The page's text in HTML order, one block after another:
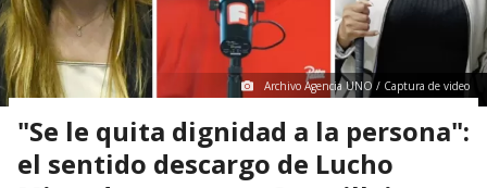
Archivo Agencia UNO / Captura de video
"Se le quita dignidad a la persona":
el sentido descargo de Lucho